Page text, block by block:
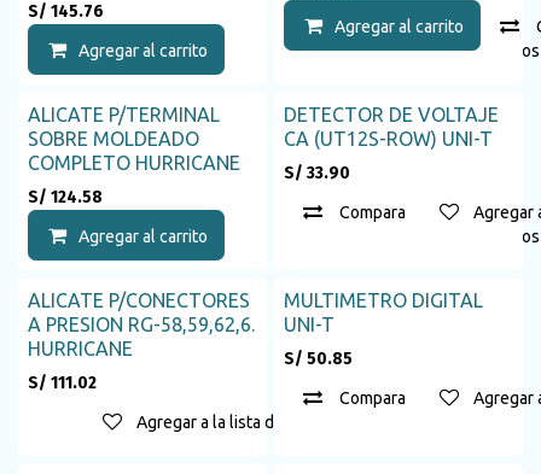
S/ 145.76
Agregar al carrito Agregar a la lista de deseos
Agregar al carrito
ALICATE P/TERMINAL
SOBRE MOLDEADO
COMPLETO HURRICANE
S/ 124.58
Agregar al carrito Agregar a la lista de deseos
Agotado
DETECTOR DE VOLTAJE
CA (UT12S-ROW) UNI-T
S/ 33.90
Compara Agregar
Agotado
ALICATE P/CONECTORES
A PRESION RG-58,59,62,6.
HURRICANE
S/ 111.02
Agregar a la lista de deseos
Agotado
MULTIMETRO DIGITAL
UNI-T
S/ 50.85
Compara Agregar